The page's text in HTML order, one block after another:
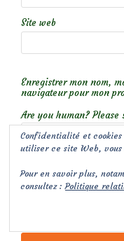
Site web
Enregistrer mon nom,
navigateur pour mon
Are you human? Please
Prévenez-moi de
mail.
Prévenez-moi de
Confidentialité et
utiliser ce site Web,
Pour en savoir plus,
consultez :Politique